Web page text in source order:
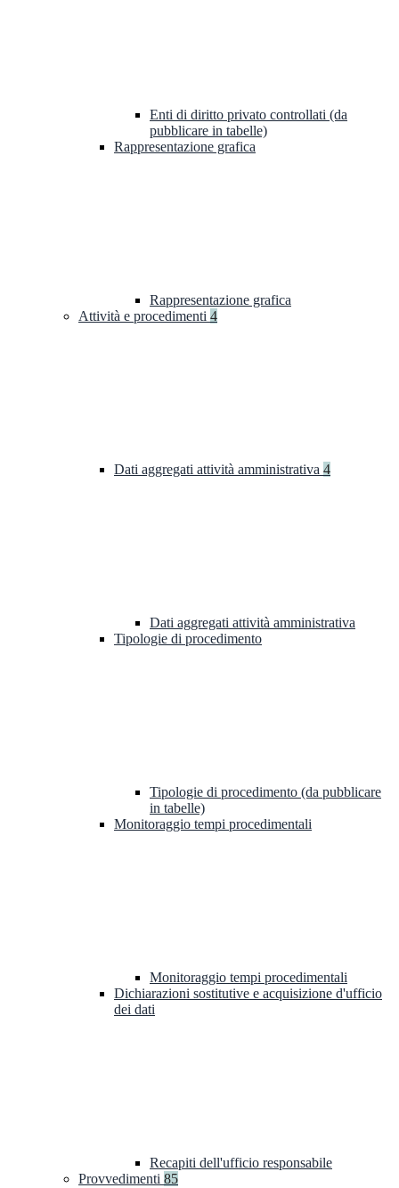
Enti di diritto privato controllati (da
pubblicare in tabelle)
Rappresentazione grafica
Rappresentazione grafica
Attività e procedimenti 4
Dati aggregati attività amministrativa 4
Dati aggregati attività amministrativa
Tipologie di procedimento
Tipologie di procedimento (da pubblicare
in tabelle)
Monitoraggio tempi procedimentali
Monitoraggio tempi procedimentali
Dichiarazioni sostitutive e acquisizione d'ufficio
dei dati
Recapiti dell'ufficio responsabile
Provvedimenti 85